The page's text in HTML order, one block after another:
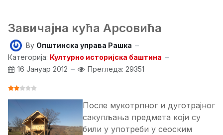
Завичајна кућа Арсовића
By Општинска управа Рашка
Категорија: Културно историјска баштина
16 Јануар 2012
Прегледа: 29351
ОЦЕНА КОРИСНИКА:
После мукотрпног и дуготрајног
сакупљања предмета који су
били у употреби у сеоским